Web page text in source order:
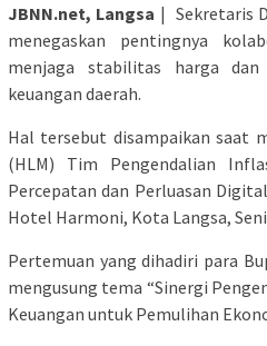
JBNN.net, Langsa | Sekretaris
menegaskan pentingnya
menjaga stabilitas harga dan
keuangan daerah.
Hal tersebut disampaikan saat
(HLM) Tim Pengendalian
Percepatan dan Perluasan
Hotel Harmoni, Kota Langsa,
​Pertemuan yang dihadiri para
mengusung tema “Sinergi
Keuangan untuk Pemulihan